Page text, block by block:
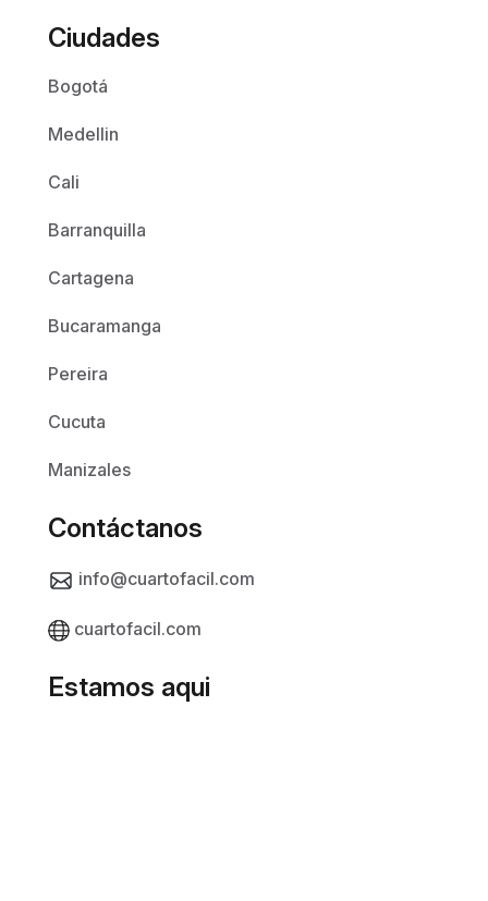
Ciudades
Bogotá
Medellin
Cali
Barranquilla
Cartagena
Bucaramanga
Pereira
Cucuta
Manizales
Contáctanos
info@cuartofacil.com
cuartofacil.com
Estamos aqui